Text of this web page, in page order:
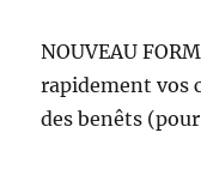
NOUVEAU
rapidement vos
des benêts